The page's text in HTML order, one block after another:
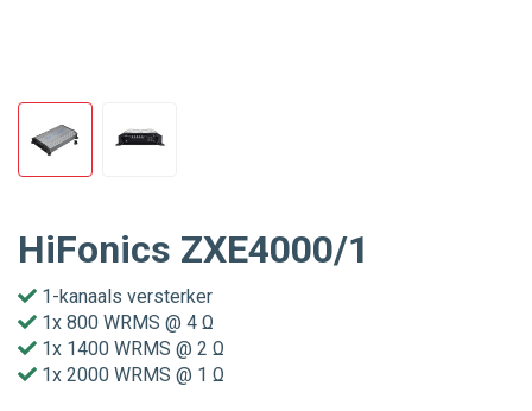
HiFonics ZXE4000/1
1-kanaals versterker
1x 800 WRMS @ 4 Ω
1x 1400 WRMS @ 2 Ω
1x 2000 WRMS @ 1 Ω